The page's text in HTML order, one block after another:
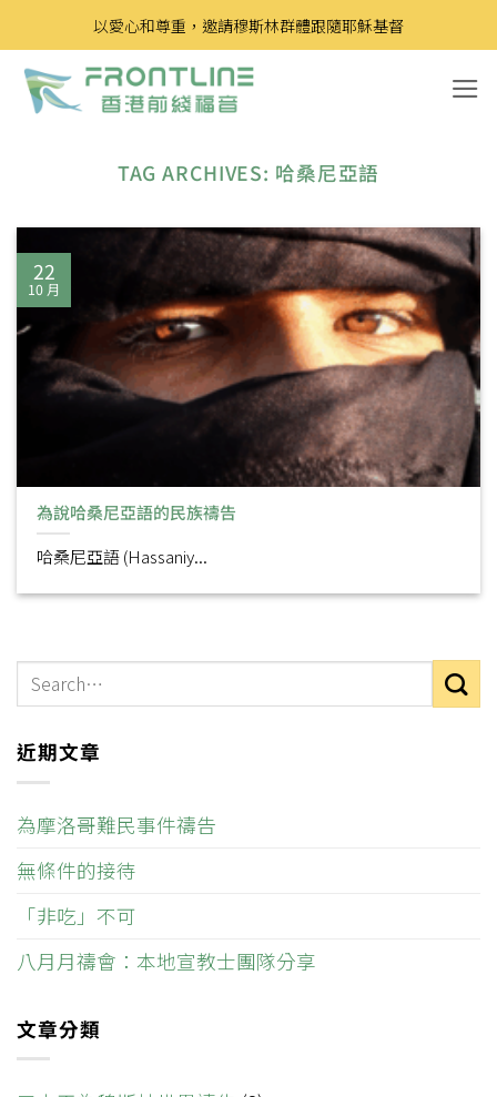
to
content
以愛心和尊重，邀請穆斯林群體跟隨耶穌基督
TAG ARCHIVES: 哈桑尼亞語
為說哈桑尼亞語的民族禱告
哈桑尼亞語 (Hassaniy...
22
10 月
近期文章
為摩洛哥難民事件禱告
無條件的接待
「非吃」不可
八月月禱會：本地宣教士團隊分享
文章分類